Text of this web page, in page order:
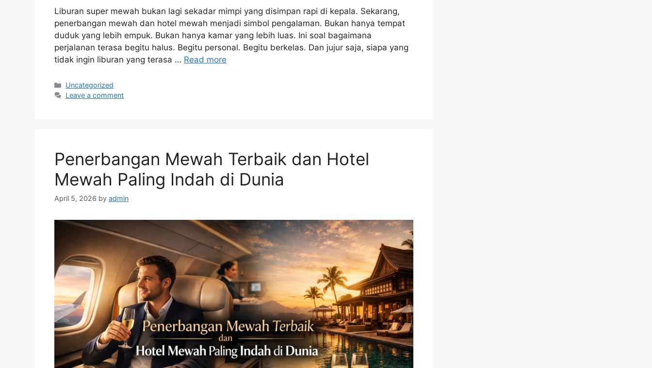
Liburan super mewah bukan lagi sekadar mimpi yang disimpan rapi di kepala. Sekarang,
penerbangan mewah dan hotel mewah menjadi simbol pengalaman. Bukan hanya tempat
duduk yang lebih empuk. Bukan hanya kamar yang lebih luas. Ini soal bagaimana
perjalanan terasa begitu halus. Begitu personal. Begitu berkelas. Dan jujur saja, siapa yang
tidak ingin liburan yang terasa … Read more
Categories
Uncategorized
Leave a comment
Penerbangan Mewah Terbaik dan Hotel
Mewah Paling Indah di Dunia
April 5, 2026 by admin